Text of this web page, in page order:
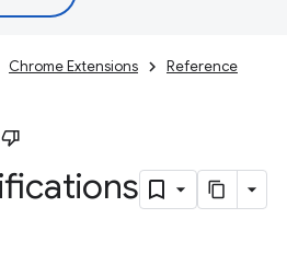
Chrome Extensions
Reference